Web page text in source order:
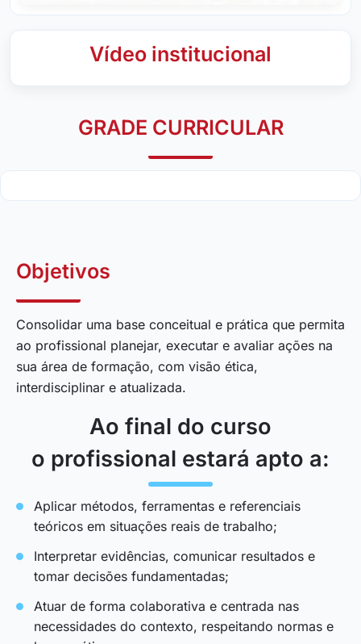
Vídeo institucional
GRADE CURRICULAR
Objetivos
Consolidar uma base conceitual e prática que permita
ao profissional planejar, executar e avaliar ações na
sua área de formação, com visão ética,
interdisciplinar e atualizada.
Ao final do curso
o profissional estará apto a:
Aplicar métodos, ferramentas e referenciais
teóricos em situações reais de trabalho;
Interpretar evidências, comunicar resultados e
tomar decisões fundamentadas;
Atuar de forma colaborativa e centrada nas
necessidades do contexto, respeitando normas e